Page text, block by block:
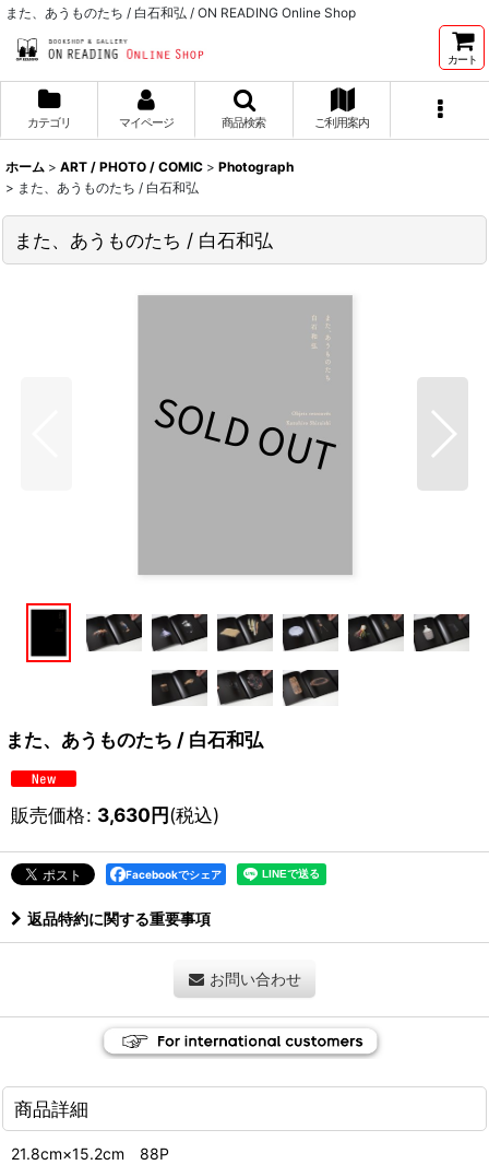
また、あうものたち / 白石和弘 / ON READING Online Shop
カート
カテゴリ マイページ 商品検索 ご利用案内
ホーム > ART / PHOTO / COMIC > Photograph
> また、あうものたち / 白石和弘
また、あうものたち / 白石和弘
また、あうものたち / 白石和弘
販売価格: 3,630円(税込)
Facebookでシェア
返品特約に関する重要事項
お問い合わせ
商品詳細
21.8cm×15.2cm 88P